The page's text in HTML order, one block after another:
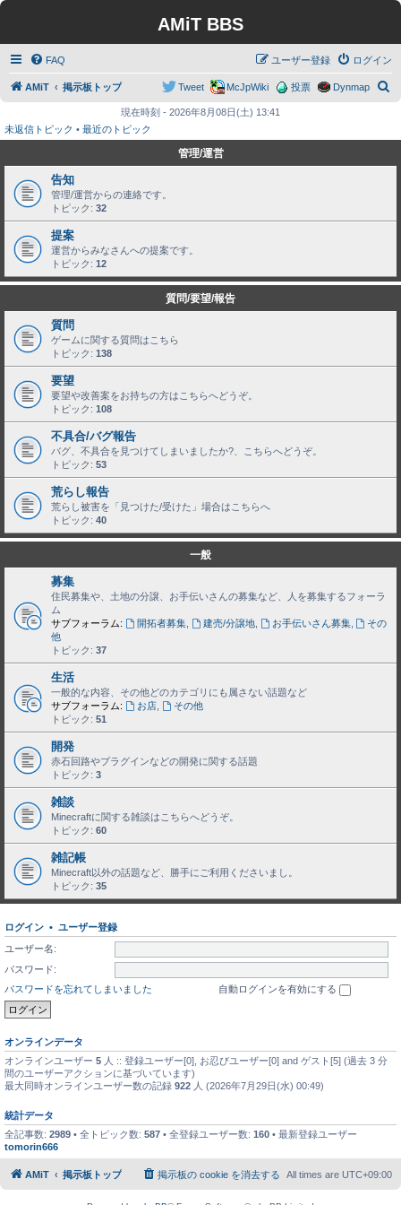
AMiT BBS
FAQ ログイン
ユーザー登録
AMiT 掲示板トップ Dynmap
投票
McJpWiki
Tweet
現在時刻 - 2026年8月08日(土) 13:41
未返信トピック • 最近のトピック
管理/運営
告知
管理/運営からの連絡です。
トピック: 32
提案
運営からみなさんへの提案です。
トピック: 12
質問/要望/報告
質問
ゲームに関する質問はこちら
トピック: 138
要望
要望や改善案をお持ちの方はこちらへどうぞ。
トピック: 108
不具合/バグ報告
バグ、不具合を見つけてしまいましたか?、こちらへどうぞ。
トピック: 53
荒らし報告
荒らし被害を「見つけた/受けた」場合はこちらへ
トピック: 40
一般
募集
住民募集や、土地の分譲、お手伝いさんの募集など、人を募集するフォーラ
ム
サブフォーラム:
開拓者募集, 建売/分譲地, お手伝いさん募集,
その
他
トピック: 37
生活
一般的な内容、その他どのカテゴリにも属さない話題など
サブフォーラム:
お店,
その他
トピック: 51
開発
赤石回路やプラグインなどの開発に関する話題
トピック: 3
雑談
Minecraftに関する雑談はこちらへどうぞ。
トピック: 60
雑記帳
Minecraft以外の話題など、勝手にご利用くださいまし。
トピック: 35
ログイン • ユーザー登録
ユーザー名:
パスワード:
パスワードを忘れてしまいました
自動ログインを有効にする
オンラインデータ
オンラインユーザー 5 人 :: 登録ユーザー[0], お忍びユーザー[0] and ゲスト[5] (過去 3 分
間のユーザーアクションに基づいています)
最大同時オンラインユーザー数の記録 922 人 (2026年7月29日(水) 00:49)
統計データ
全記事数: 2989 • 全トピック数: 587 • 全登録ユーザー数: 160 • 最新登録ユーザー
tomorin666
AMiT 掲示板トップ All times are UTC+09:00
掲示板の cookie を消去する